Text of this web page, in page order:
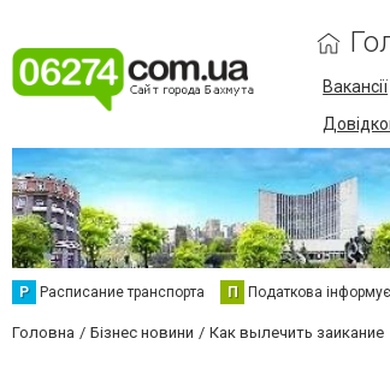
Вакансії
Р Расписание транспорта П Податкова інформує
Головна Бізнес новини Как вылечить заикание